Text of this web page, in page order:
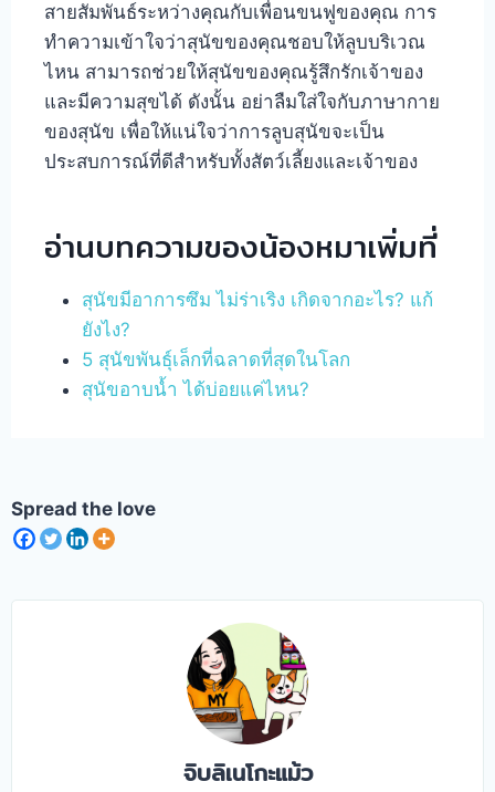
สายสัมพันธ์ระหว่างคุณกับเพื่อนขนฟูของคุณ การ
ทำความเข้าใจว่าสุนัขของคุณชอบให้ลูบบริเวณ
ไหน สามารถช่วยให้สุนัขของคุณรู้สึกรักเจ้าของ
และมีความสุขได้ ดังนั้น อย่าลืมใส่ใจกับภาษากาย
ของสุนัข เพื่อให้แน่ใจว่าการลูบสุนัขจะเป็น
ประสบการณ์ที่ดีสำหรับทั้งสัตว์เลี้ยงและเจ้าของ
อ่านบทความของน้องหมาเพิ่มที่
สุนัขมีอาการซึม ไม่ร่าเริง เกิดจากอะไร? แก้
ยังไง?
5 สุนัขพันธุ์เล็กที่ฉลาดที่สุดในโลก
สุนัขอาบน้ำ ได้บ่อยแค่ไหน?
Spread the love
จิบลิเนโกะแม้ว